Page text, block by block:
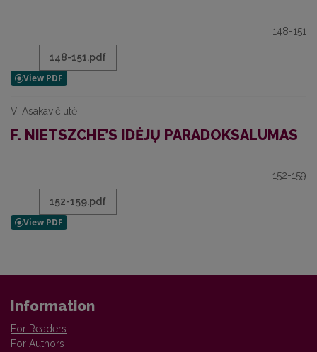
148-151
148-151.pdf
V. Asakavičiūtė
F. NIETSZCHE’S IDĖJŲ PARADOKSALUMAS
152-159
152-159.pdf
Information
For Readers
For Authors